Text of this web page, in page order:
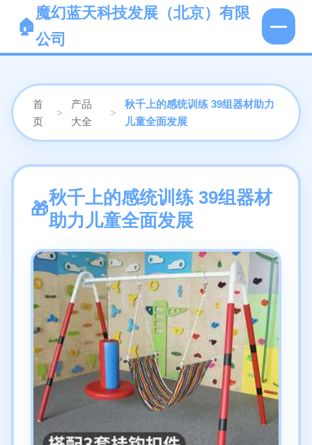
魔幻蓝天科技发展（北京）有限
公司
首
页
>
产品
大全
>
秋千上的感统训练 39组器材助力
儿童全面发展
秋千上的感统训练 39组器材
助力儿童全面发展